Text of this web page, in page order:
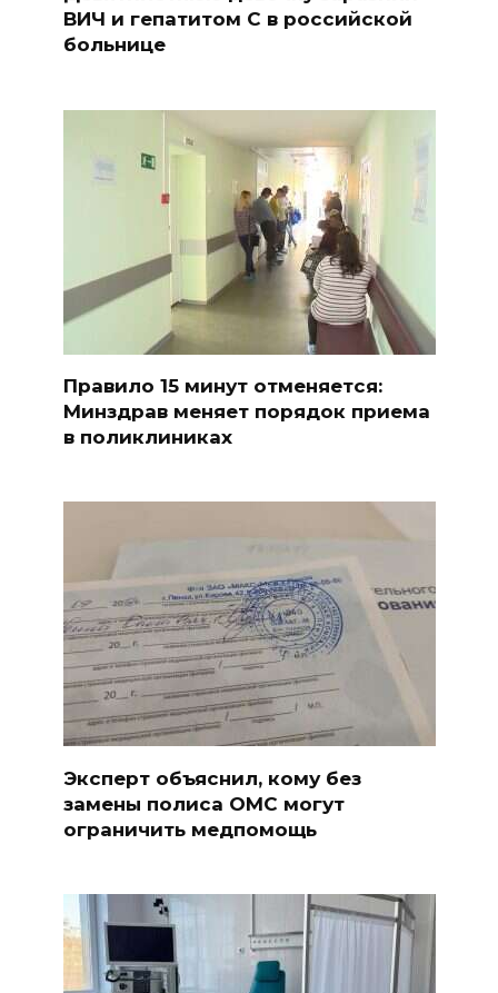
ВИЧ и гепатитом С в российской
больнице
Правило 15 минут отменяется:
Минздрав меняет порядок приема
в поликлиниках
Эксперт объяснил, кому без
замены полиса ОМС могут
ограничить медпомощь